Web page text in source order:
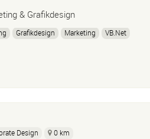
& Grafikdesign
Grafikdesign Marketing VB.Net
Design 0 km